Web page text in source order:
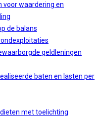
voor waardering en
de balans
geldleningen
baten en lasten per
met toelichting